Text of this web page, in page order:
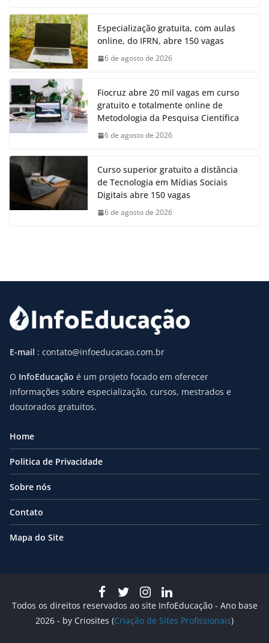
Especialização gratuita, com aulas
online, do IFRN, abre 150 vagas
6 de agosto de 2026
Fiocruz abre 20 mil vagas em curso
gratuito e totalmente online de
Metodologia da Pesquisa Científica
6 de agosto de 2026
Curso superior gratuito a distância
de Tecnologia em Mídias Sociais
Digitais abre 150 vagas
6 de agosto de 2026
E-mail : contato@infoeducacao.com.br
O InfoEducação é um projeto focado em oferecer
informações sobre especialização, cursos, mestrados e
doutorados gratuitos.
Home
Politica de Privacidade
Sobre nós
Contato
Mapa do Site
Todos os direitos reservados ao site InfoEducação - Ano base
2026 - by Criosites (Criação de Sites Profissionais)